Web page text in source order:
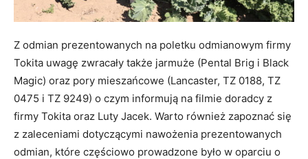
Z odmian prezentowanych na poletku odmianowym firmy
Tokita uwagę zwracały także jarmuże (Pental Brig i Black
Magic) oraz pory mieszańcowe (Lancaster, TZ 0188, TZ
0475 i TZ 9249) o czym informują na filmie doradcy z
firmy Tokita oraz Luty Jacek. Warto również zapoznać się
z zaleceniami dotyczącymi nawożenia prezentowanych
odmian, które częściowo prowadzone było w oparciu o